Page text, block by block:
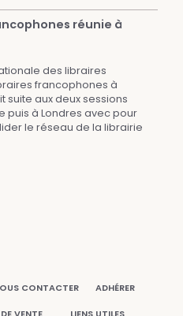
réunie à
des libraires
francophones à
suite aux deux sessions
puis à Londres avec pour
le réseau de la librairie
CONTACTER ADHÉRER